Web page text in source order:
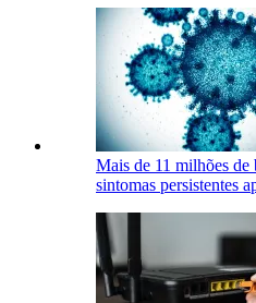
Mais de 11 milhões de
sintomas persistentes